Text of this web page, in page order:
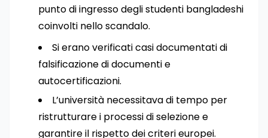
punto di ingresso degli studenti bangladeshi
coinvolti nello scandalo.
Si erano verificati casi documentati di
falsificazione di documenti e
autocertificazioni.
L’università necessitava di tempo per
ristrutturare i processi di selezione e
garantire il rispetto dei criteri europei.